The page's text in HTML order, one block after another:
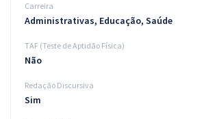
Carreira
Administrativas, Educação, Saúde
TAF (Teste de Aptidão Física)
Não
Redação Discursiva
Sim